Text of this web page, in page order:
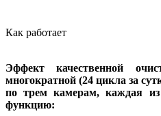
Как работает
Эффект качественной
многократной (24 цикла за
по трем камерам, каждая
функцию: